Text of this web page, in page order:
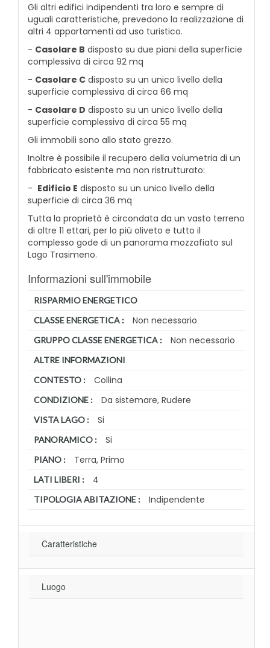
Gli altri edifici indipendenti tra loro e sempre di
uguali caratteristiche, prevedono la realizzazione di
altri 4 appartamenti ad uso turistico.
- Casolare B disposto su due piani della superficie
complessiva di circa 92 mq
- Casolare C disposto su un unico livello della
superficie complessiva di circa 66 mq
- Casolare D disposto su un unico livello della
superficie complessiva di circa 55 mq
Gli immobili sono allo stato grezzo.
Inoltre è possibile il recupero della volumetria di un
fabbricato esistente ma non ristrutturato:
- Edificio E disposto su un unico livello della
superficie di circa 36 mq
Tutta la proprietà è circondata da un vasto terreno
di oltre 11 ettari, per lo più oliveto e tutto il
complesso gode di un panorama mozzafiato sul
Lago Trasimeno.
Informazioni sull'immobile
RISPARMIO ENERGETICO
CLASSE ENERGETICA :
Non necessario
GRUPPO CLASSE ENERGETICA : Non necessario
ALTRE INFORMAZIONI
CONTESTO :
Collina
CONDIZIONE : Da sistemare, Rudere
VISTA LAGO : Si
PANORAMICO : Si
PIANO : Terra, Primo
LATI LIBERI : 4
TIPOLOGIA ABITAZIONE : Indipendente
Caratteristiche
Luogo